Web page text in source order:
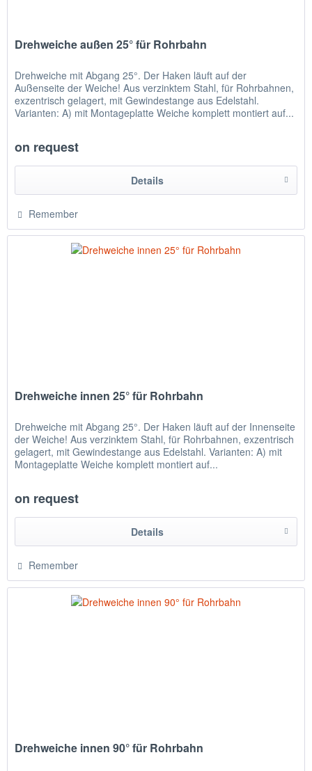
Drehweiche außen 25° für Rohrbahn
Drehweiche mit Abgang 25°. Der Haken läuft auf der
Außenseite der Weiche! Aus verzinktem Stahl, für Rohrbahnen,
exzentrisch gelagert, mit Gewindestange aus Edelstahl.
Varianten: A) mit Montageplatte Weiche komplett montiert auf...
on request
Details
Remember
Drehweiche innen 25° für Rohrbahn
Drehweiche mit Abgang 25°. Der Haken läuft auf der Innenseite
der Weiche! Aus verzinktem Stahl, für Rohrbahnen, exzentrisch
gelagert, mit Gewindestange aus Edelstahl. Varianten: A) mit
Montageplatte Weiche komplett montiert auf...
on request
Details
Remember
Drehweiche innen 90° für Rohrbahn